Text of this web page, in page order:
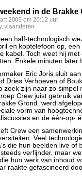
in de Brakke
2009 om 20:12 uur
, vlaanderen
half-technologisch
en koptelefoon op,
kabel. Toch weet hij met
Enkele minuten later
Eric Joris sluit
Dries Verhoeven of
zoek zijn naar zo simpel
Crew juist gebruik
Grond werd
vorm van
en de één-op-
Crew een
Veel
die hun beelden live of
verfijnder, maar
hun werk van inhoud
raakte gefascineerd